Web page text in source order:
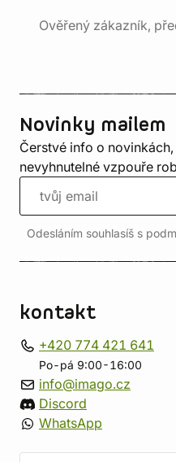
Ověřený zákazník,
Novinky mailem
Čerstvé info o
nevyhnutelné vzpouře
Odesláním souhlasíš s
kontakt
+420 774 421 641
Po-pá 9:00-16:00
info@imago.cz
Discord
WhatsApp